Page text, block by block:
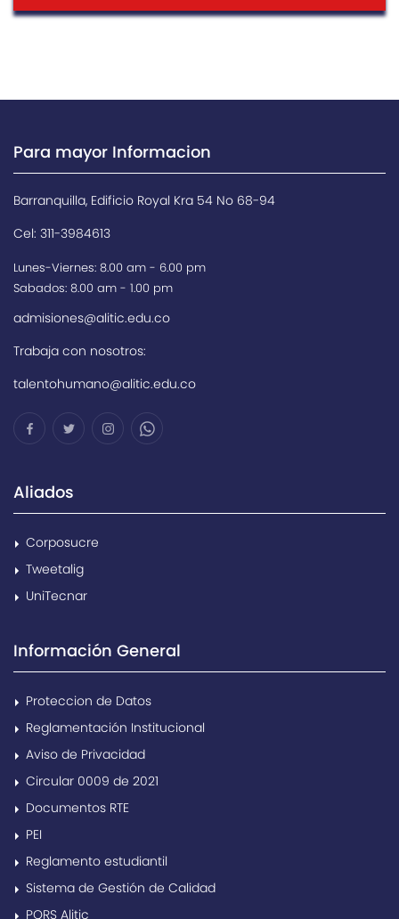
Para mayor Informacion
Barranquilla, Edificio Royal Kra 54 No 68-94
Cel: 311-3984613
Lunes-Viernes: 8.00 am - 6.00 pm
Sabados: 8.00 am - 1.00 pm
admisiones@alitic.edu.co
Trabaja con nosotros:
talentohumano@alitic.edu.co
Aliados
Corposucre
Tweetalig
UniTecnar
Información General
Proteccion de Datos
Reglamentación Institucional
Aviso de Privacidad
Circular 0009 de 2021
Documentos RTE
PEI
Reglamento estudiantil
Sistema de Gestión de Calidad
PQRS Alitic